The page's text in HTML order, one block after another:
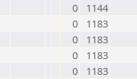
0
1144
0
1183
0
1183
0
1183
0
1183